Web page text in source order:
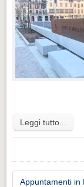
Leggi tutto...
Appuntamenti in